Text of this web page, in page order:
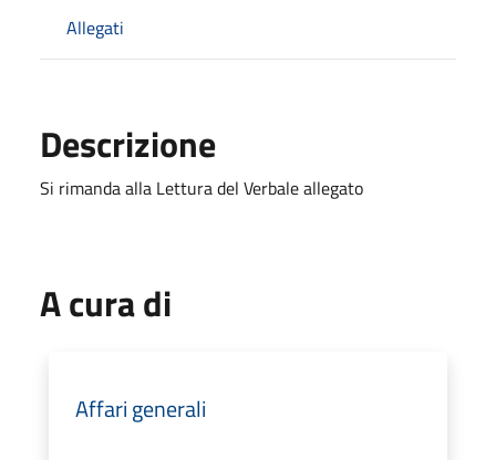
Allegati
Descrizione
Si rimanda alla Lettura del Verbale allegato
A cura di
Affari generali